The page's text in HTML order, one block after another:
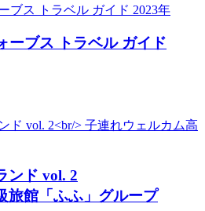
ブス トラベル ガイド
ンド vol. 2
旅館「ふふ」グループ